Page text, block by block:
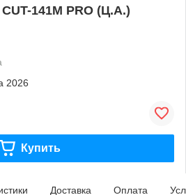
141M PRO (Ц.А.)
2026
Купить
Доставка Оплата